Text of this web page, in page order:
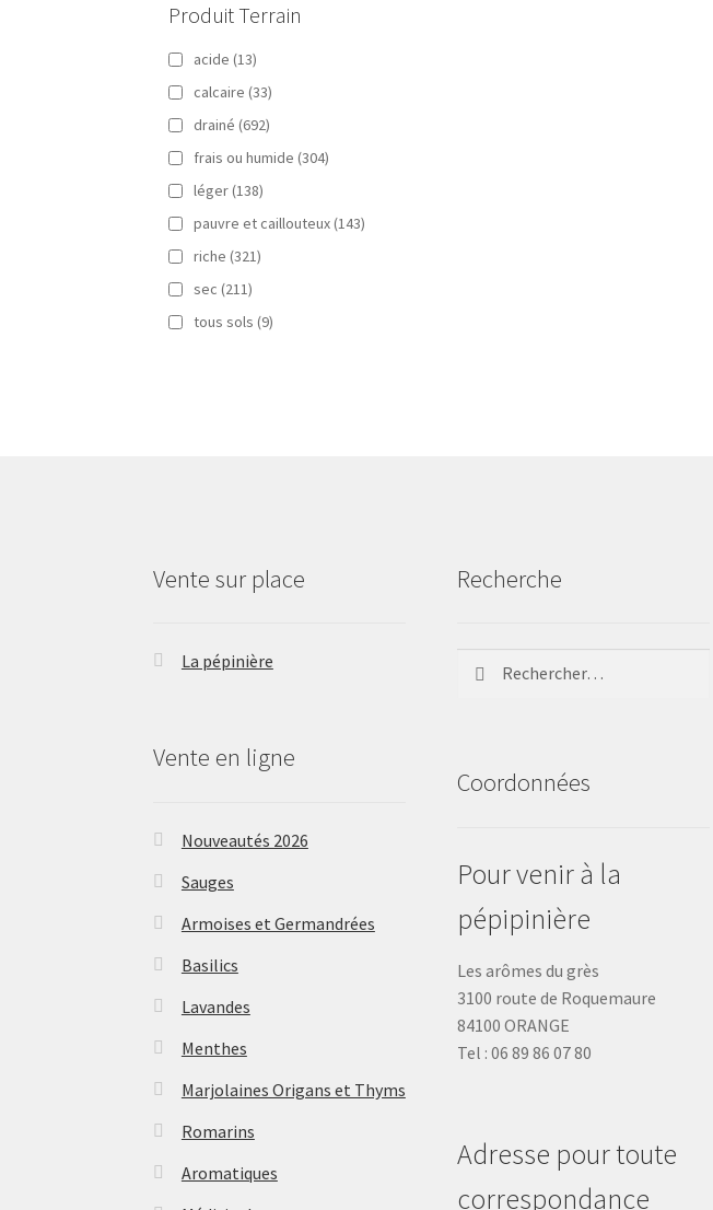
Produit Terrain
acide (13)
calcaire (33)
drainé (692)
frais ou humide (304)
léger (138)
pauvre et caillouteux (143)
riche (321)
sec (211)
tous sols (9)
Vente sur place
La pépinière
Vente en ligne
Nouveautés 2026
Sauges
Armoises et Germandrées
Basilics
Lavandes
Menthes
Marjolaines Origans et Thyms
Romarins
Aromatiques
Recherche
Coordonnées
Pour venir à la
pépipinière
Les arômes du grès
3100 route de Roquemaure
84100 ORANGE
Tel : 06 89 86 07 80
Adresse pour toute
correspondance